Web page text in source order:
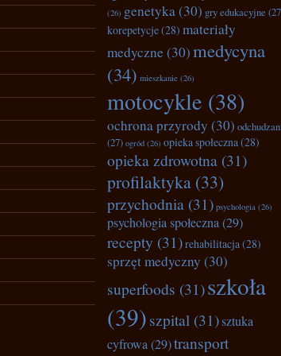
(26) genetyka(30) gry edukacyjne
korepetycje(28) materiały
medyczne (30)medycyna
(34) mieszkanie (26)
motocykle (38)
ochrona przyrody (30)
(27) ogród (26) opieka społeczna(28)
opieka zdrowotna (31)
profilaktyka (33)
przychodnia (31) psychologia (26)
psychologia społeczna(29)
recepty (31)rehabilitacja(28)
sprzęt medyczny (30)
superfoods (31)szkoła
(39)szpital (31)sztuka
cyfrowa(29)transport